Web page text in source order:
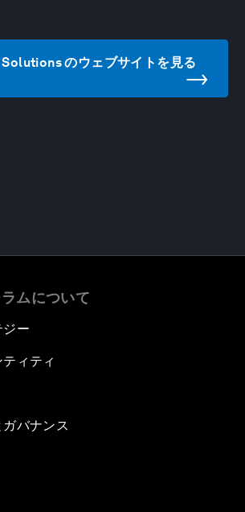
Solutions のウェブサイトを見る
ムについて
ー
ィティ
バナンス